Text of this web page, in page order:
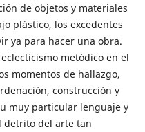
de objetos y materiales
plástico, los excedentes
ya para hacer una obra.
metódico en el
momentos de hallazgo,
construcción y
muy particular lenguaje y
detrito del arte tan